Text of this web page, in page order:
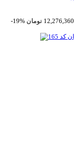
-19%
12,276,360 تومان